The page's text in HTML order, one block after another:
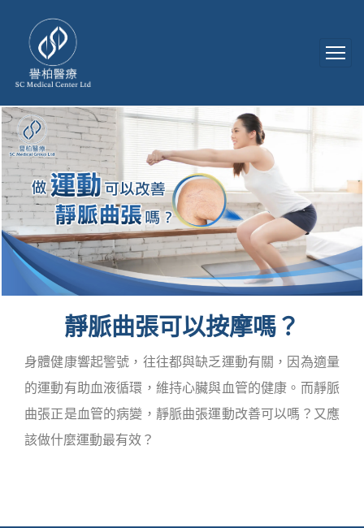
靜脈曲張可以按摩嗎？
身體健康響起警號，往往都與缺乏運動有關，因為適量
的運動有助血液循環，維持心臟與血管的健康。而靜脈
曲張正是血管的病變，靜脈曲張運動改善可以嗎？又應
該做什麼運動最有效？